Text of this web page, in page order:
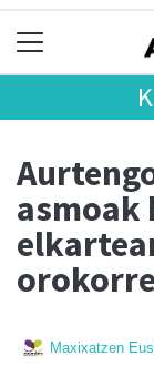
asmoak
Maxixatzen